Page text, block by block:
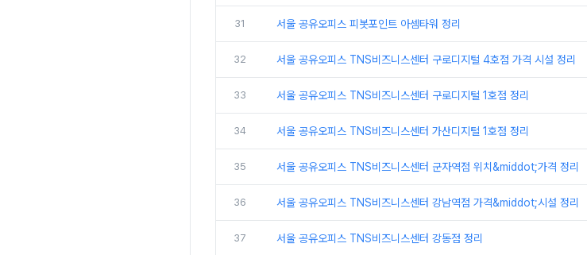
31 서울 공유오피스 피봇포인트 아셈타워 정리
32 서울 공유오피스 TNS비즈니스센터 구로디지털 4호점 가격 시설 정리
33 서울 공유오피스 TNS비즈니스센터 구로디지털 1호점 정리
34 서울 공유오피스 TNS비즈니스센터 가산디지털 1호점 정리
35 서울 공유오피스 TNS비즈니스센터 군자역점 위치&middot;가격 정리
36 서울 공유오피스 TNS비즈니스센터 강남역점 가격&middot;시설 정리
37 서울 공유오피스 TNS비즈니스센터 강동점 정리